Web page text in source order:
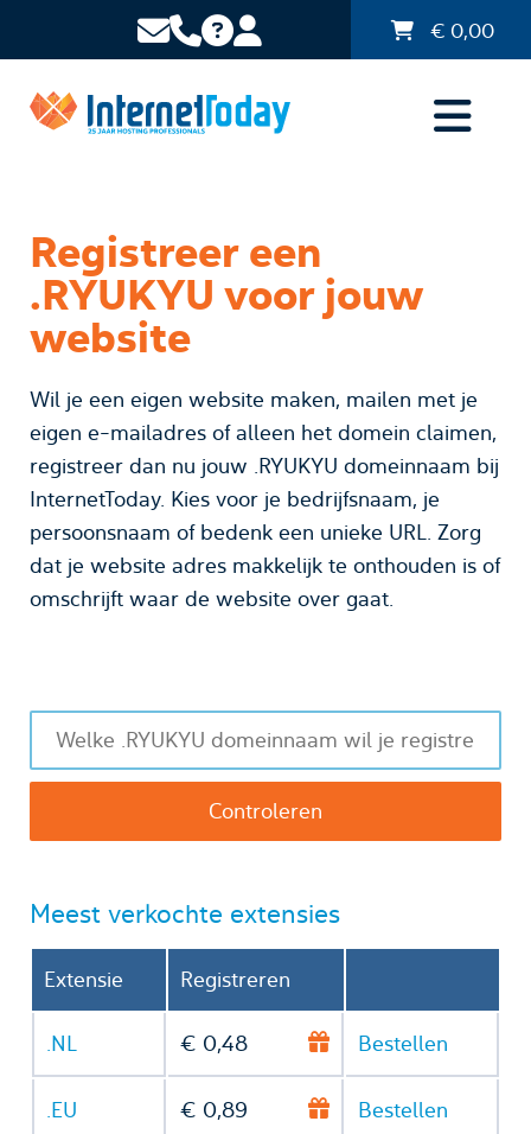
€ 0,00
Registreer een
.RYUKYU voor jouw
website
Wil je een eigen website maken, mailen met je
eigen e-mailadres of alleen het domein claimen,
registreer dan nu jouw .RYUKYU domeinnaam bij
InternetToday. Kies voor je bedrijfsnaam, je
persoonsnaam of bedenk een unieke URL. Zorg
dat je website adres makkelijk te onthouden is of
omschrijft waar de website over gaat.
Meest verkochte extensies
Extensie Registreren
.NL € 0,48 Bestellen
.EU € 0,89 Bestellen